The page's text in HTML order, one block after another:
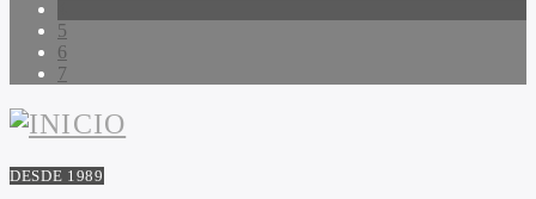
5
6
7
DESDE 1989